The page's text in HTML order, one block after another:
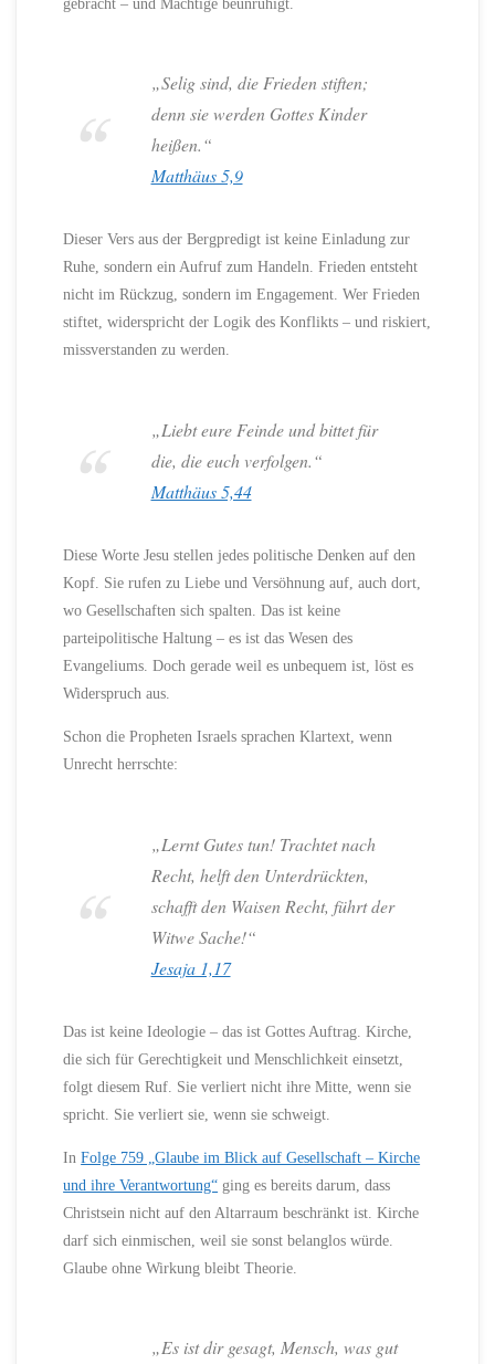
„Selig sind, die Frieden stiften;
denn sie werden Gottes Kinder
heißen.“
Matthäus 5,9
Dieser Vers aus der Bergpredigt ist keine Einladung zur
Ruhe, sondern ein Aufruf zum Handeln. Frieden entsteht
nicht im Rückzug, sondern im Engagement. Wer Frieden
stiftet, widerspricht der Logik des Konflikts – und riskiert,
missverstanden zu werden.
„Liebt eure Feinde und bittet für
die, die euch verfolgen.“
Matthäus 5,44
Diese Worte Jesu stellen jedes politische Denken auf den
Kopf. Sie rufen zu Liebe und Versöhnung auf, auch dort,
wo Gesellschaften sich spalten. Das ist keine
parteipolitische Haltung – es ist das Wesen des
Evangeliums. Doch gerade weil es unbequem ist, löst es
Widerspruch aus.
Schon die Propheten Israels sprachen Klartext, wenn
Unrecht herrschte:
„Lernt Gutes tun! Trachtet nach
Recht, helft den Unterdrückten,
schafft den Waisen Recht, führt der
Witwe Sache!“
Jesaja 1,17
Das ist keine Ideologie – das ist Gottes Auftrag. Kirche,
die sich für Gerechtigkeit und Menschlichkeit einsetzt,
folgt diesem Ruf. Sie verliert nicht ihre Mitte, wenn sie
spricht. Sie verliert sie, wenn sie schweigt.
InFolge 759 „Glaube im Blick auf Gesellschaft – Kirche
und ihre Verantwortung“ ging es bereits darum, dass
Christsein nicht auf den Altarraum beschränkt ist. Kirche
darf sich einmischen, weil sie sonst belanglos würde.
Glaube ohne Wirkung bleibt Theorie.
„Es ist dir gesagt, Mensch, was gut